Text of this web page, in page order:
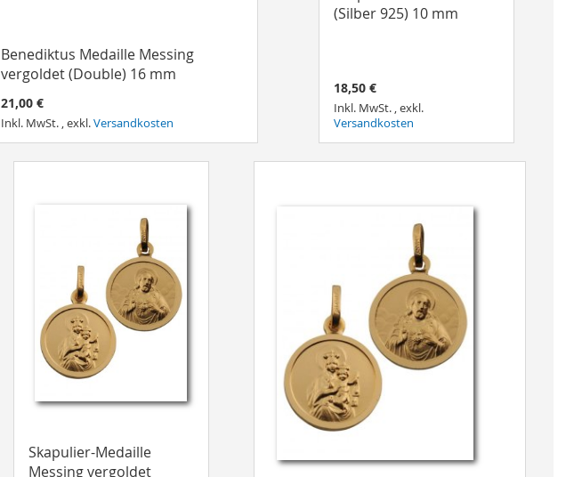
Benediktus Medaille Messing
vergoldet (Double) 16 mm
21,00 €
Inkl. MwSt. ,exkl.Versandkosten
(Silber 925) 10 mm
18,50 €
Inkl. MwSt. ,exkl.
Versandkosten
Skapulier-Medaille
Messing vergoldet